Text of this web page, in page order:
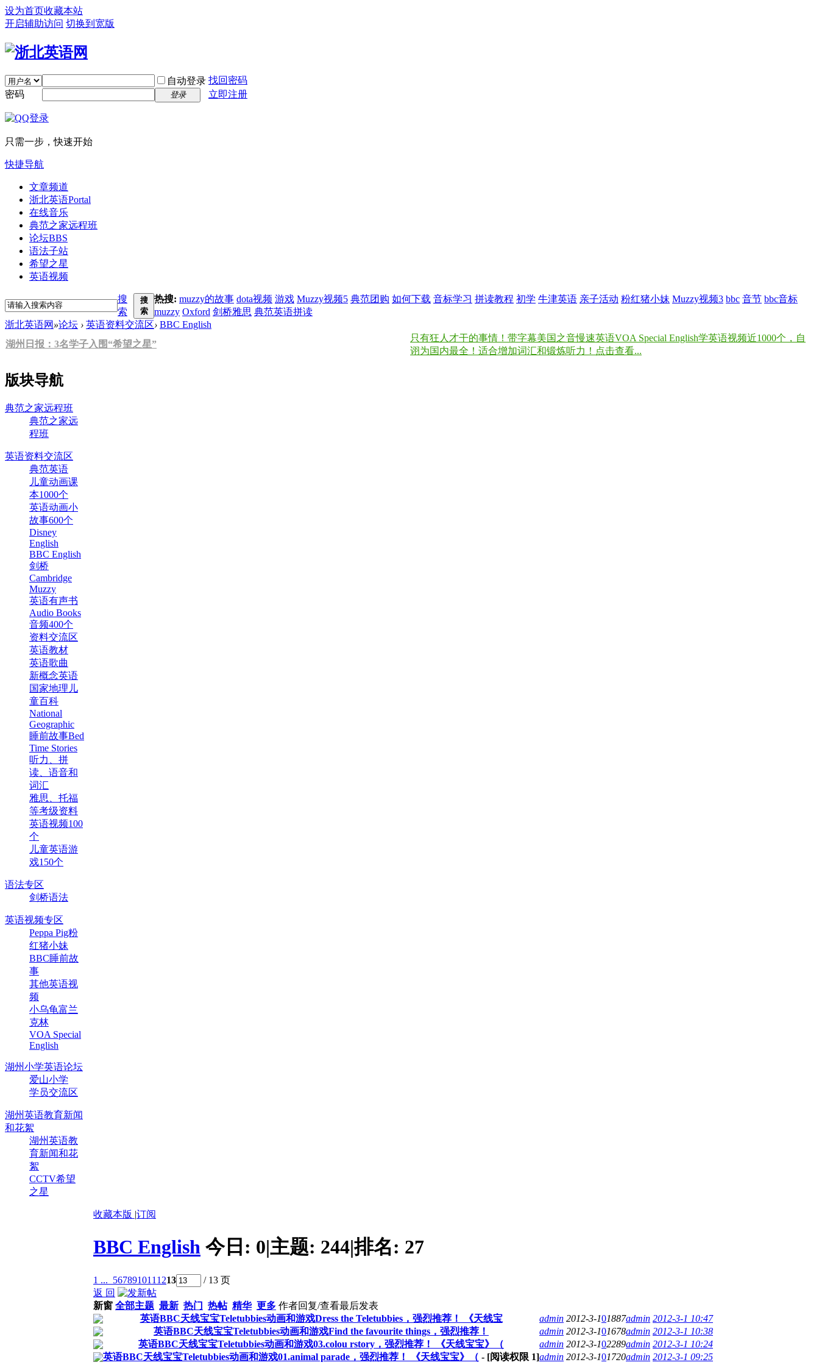
设为首页收藏本站
开启辅助访问 切换到宽版
自动登录 找回密码
密码
登录 立即注册
只需一步，快速开始
快捷导航
文章频道
浙北英语Portal
在线音乐
典范之家远程班
论坛BBS
语法子站
希望之星
英语视频
搜
索
搜
索
热搜: muzzy的故事 dota视频 游戏 Muzzy视频5 典范团购 如何下载 音标学习 拼读教程 初学 牛津英语 亲子活动 粉红猪小妹 Muzzy视频3 bbc 音节 bbc音标
muzzy Oxford 剑桥雅思 典范英语拼读
浙北英语网 »论坛 › 英语资料交流区› BBC English
湖州日报：3名学子入围“希望之星”
只有狂人才干的事情！带字幕美国之音慢速英语VOA Special English学英语视频近1000个，自
诩为国内最全！适合增加词汇和锻炼听力！点击查看...
版块导航
典范之家远程班
典范之家远
程班
英语资料交流区
典范英语
儿童动画课
本1000个
英语动画小
故事600个
Disney
English
BBC English
剑桥
Cambridge
Muzzy
英语有声书
Audio Books
音频400个
资料交流区
英语教材
英语歌曲
新概念英语
国家地理儿
童百科
National
Geographic
睡前故事Bed
Time Stories
听力、拼
读、语音和
词汇
雅思、托福
等考级资料
英语视频100
个
儿童英语游
戏150个
语法专区
剑桥语法
英语视频专区
Peppa Pig粉
红猪小妹
BBC睡前故
事
其他英语视
频
小乌龟富兰
克林
VOA Special
English
湖州小学英语论坛
爱山小学
学员交流区
湖州英语教育新闻
和花絮
湖州英语教
育新闻和花
絮
CCTV希望
之星
收藏本版 |订阅
BBC English 今日: 0|主题: 244|排名: 27
1 ... 567891011 1213
/ 13 页
返 回
新窗 全部主题 最新 热门 热帖 精华 更多 作者回复/查看最后发表
英语BBC天线宝宝Teletubbies动画和游戏Dress the Teletubbies，强烈推荐！ 《天线宝
admin 2012-3-101887admin 2012-3-1 10:47
英语BBC天线宝宝Teletubbies动画和游戏Find the favourite things，强烈推荐！
admin 2012-3-101678admin 2012-3-1 10:38
英语BBC天线宝宝Teletubbies动画和游戏03.colou rstory，强烈推荐！ 《天线宝宝》（
admin 2012-3-102289admin 2012-3-1 10:24
英语BBC天线宝宝Teletubbies动画和游戏01.animal parade，强烈推荐！ 《天线宝宝》（ - [阅读权限 1]admin 2012-3-101720admin 2012-3-1 09:25